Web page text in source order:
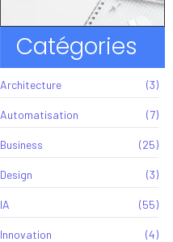
Catégories
Architecture (3)
Automatisation (7)
Business (25)
Design (3)
IA (55)
Innovation (4)